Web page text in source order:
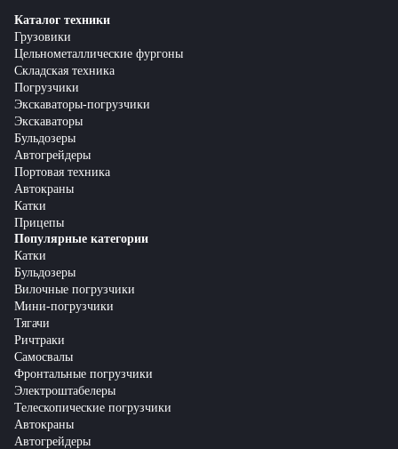
Каталог техники
Грузовики
Цельнометаллические фургоны
Складская техника
Погрузчики
Экскаваторы-погрузчики
Экскаваторы
Бульдозеры
Автогрейдеры
Портовая техника
Автокраны
Катки
Прицепы
Популярные категории
Катки
Бульдозеры
Вилочные погрузчики
Мини-погрузчики
Тягачи
Ричтраки
Самосвалы
Фронтальные погрузчики
Электроштабелеры
Телескопические погрузчики
Автокраны
Автогрейдеры